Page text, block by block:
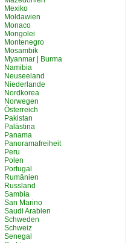
Mexiko
Moldawien
Monaco
Mongolei
Montenegro
Mosambik
Myanmar | Burma
Namibia
Neuseeland
Niederlande
Nordkorea
Norwegen
Österreich
Pakistan
Palästina
Panama
Panoramafreiheit
Peru
Polen
Portugal
Rumänien
Russland
Sambia
San Marino
Saudi Arabien
Schweden
Schweiz
Senegal